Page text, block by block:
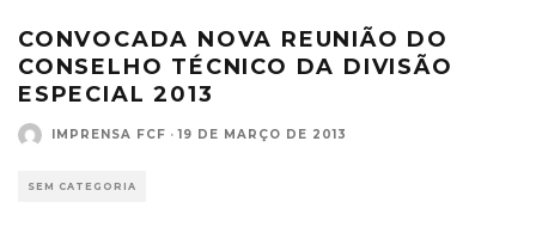
CONVOCADA NOVA REUNIÃO DO
CONSELHO TÉCNICO DA DIVISÃO
ESPECIAL 2013
IMPRENSA FCF · 19 DE MARÇO DE 2013
SEM CATEGORIA